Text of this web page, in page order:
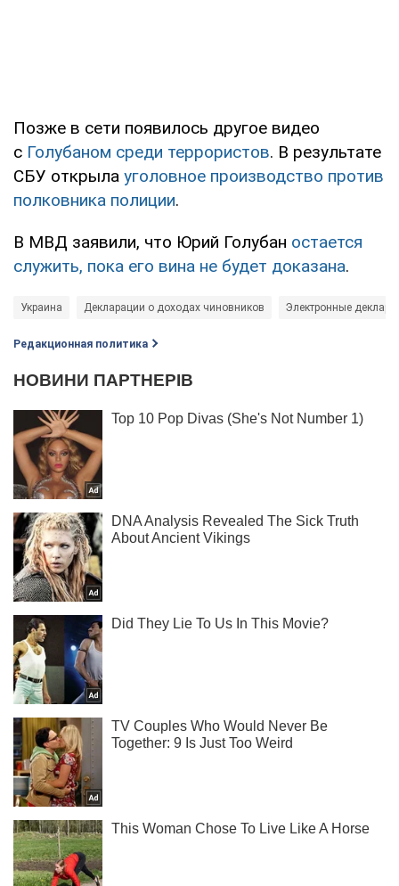
Позже в сети появилось другое видео
с Голубаном среди террористов. В результате
СБУ открыла уголовное производство против
полковника полиции.
В МВД заявили, что Юрий Голубан остается
служить, пока его вина не будет доказана.
Украина Декларации о доходах чиновников Электронные
Редакционная политика